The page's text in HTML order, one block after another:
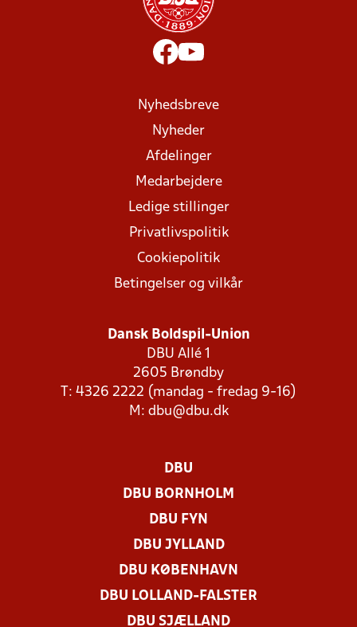
Nyhedsbreve
Nyheder
Afdelinger
Medarbejdere
Ledige stillinger
Privatlivspolitik
Cookiepolitik
Betingelser og vilkår
Dansk Boldspil-Union
DBU Allé 1
2605 Brøndby
T: 4326 2222 (mandag - fredag 9-16)
M: dbu@dbu.dk
DBU
DBU BORNHOLM
DBU FYN
DBU JYLLAND
DBU KØBENHAVN
DBU LOLLAND-FALSTER
DBU SJÆLLAND